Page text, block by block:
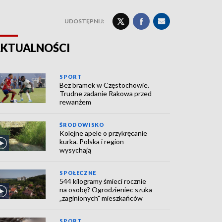
UDOSTĘPNIJ:
SPORT
Bez bramek w Częstochowie.
Trudne zadanie Rakowa przed
rewanżem
ŚRODOWISKO
Kolejne apele o przykręcanie
kurka. Polska i region
wysychają
SPOŁECZNE
544 kilogramy śmieci rocznie
na osobę? Ogrodzieniec szuka
„zaginionych" mieszkańców